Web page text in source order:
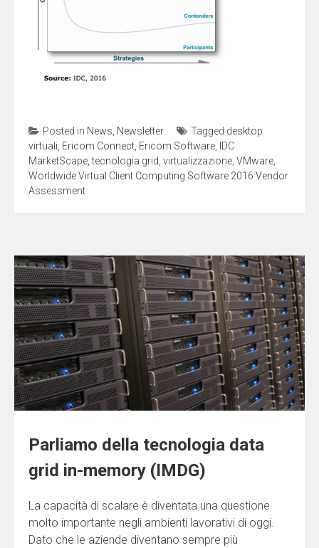
Posted in News Newsletter Tagged desktop
virtuali Ericom Connect Ericom Software IDC
MarketScape ,tecnologia grid virtualizzazione VMware
Worldwide Virtual Client Computing Software 2016 Vendor
Assessment
Parliamo della tecnologia data
grid in-memory (IMDG)
La capacità di scalare è diventata una questione
molto importante negli ambienti lavorativi di oggi.
Dato che le aziende diventano sempre più